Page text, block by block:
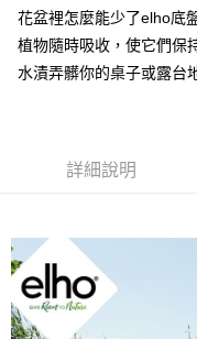
【注意事項】
易，需依本服務之必要範圍
權轉讓予恩沛科技股份有限
５．嚴禁一人註冊多個帳號
恩沛科技股份有限公司將有
花盆裡怎麼能少了elho底
植物隨時吸收，使它們保
水漬弄髒你的桌子或露台
詳細說明